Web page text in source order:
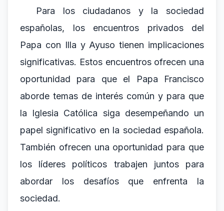
Para los ciudadanos y la sociedad
españolas, los encuentros privados del
Papa con Illa y Ayuso tienen implicaciones
significativas. Estos encuentros ofrecen una
oportunidad para que el Papa Francisco
aborde temas de interés común y para que
la Iglesia Católica siga desempeñando un
papel significativo en la sociedad española.
También ofrecen una oportunidad para que
los líderes políticos trabajen juntos para
abordar los desafíos que enfrenta la
sociedad.